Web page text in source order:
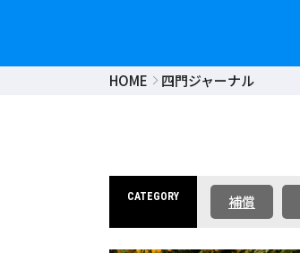
HOME 四門ジャーナル
CATEGORY 補償